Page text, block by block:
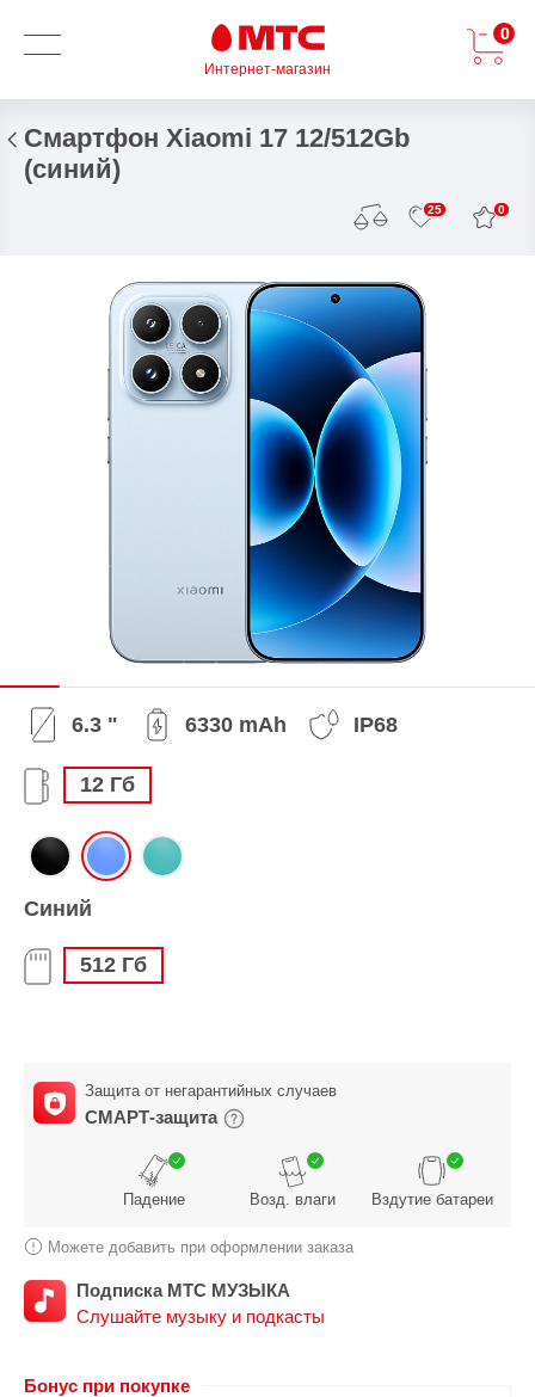
Интернет-магазин
0
Смартфон Xiaomi 17 12/512Gb
(синий)
25 0
6.3 " 6330 mAh IP68
12 Гб
Синий
512 Гб
Защита от негарантийных случаев
СМАРТ-защита
Падение Возд. влаги Вздутие батареи
Можете добавить при оформлении заказа
Подписка МТС МУЗЫКА
Слушайте музыку и подкасты
Бонус при покупке